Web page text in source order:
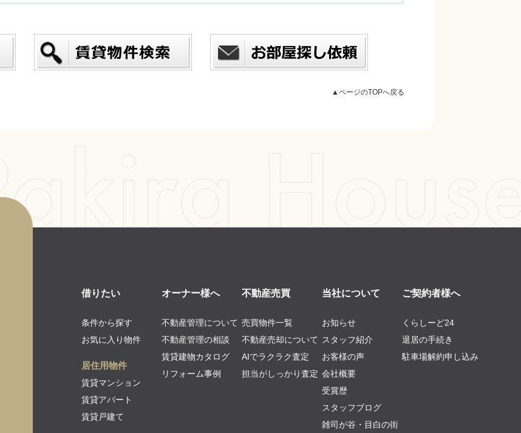
▲ページのTOPへ戻る
借りたい
条件から探す
お気に入り物件
居住用物件
賃貸マンション
賃貸アパート
賃貸戸建て
オーナー様へ
不動産管理について
不動産管理の相談
賃貸建物カタログ
リフォーム事例
不動産売買
売買物件一覧
不動産売却について
AIでラクラク査定
担当がしっかり査定
当社について
お知らせ
スタッフ紹介
お客様の声
会社概要
受賞歴
スタッフブログ
雑司が谷・目白の街
ご契約者様へ
くらしーど24
退居の手続き
駐車場解約申し込み